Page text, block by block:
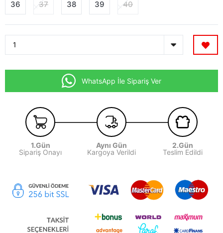
36 37 38 39 40
WhatsApp İle Sipariş Ver
1.Gün
Sipariş Onayı
Aynı Gün
Kargoya Verildi
2.Gün
Teslim Edildi